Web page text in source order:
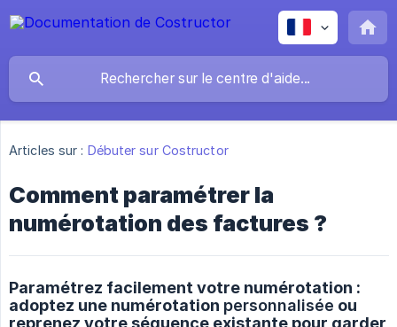
Articles sur : Débuter sur Costructor
Comment paramétrer la
numérotation des factures ?
Paramétrez facilement votre numérotation :
adoptez une numérotation personnalisée ou
reprenez votre séquence existante pour garder